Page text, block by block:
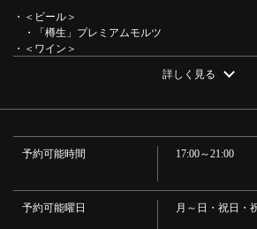
・＜ビール＞
・「樽生」プレミアムモルツ
・＜ワイン＞
・自家製レモンスカッシュ／自家製ジンジャー
・ジントニック／ハイボール／レモンサワー／翠
ールグレイ／レゲエパンチ／ファジーネーブル／
ハイ/スクリュードライバー
詳しく見る
予約可能時間 17:00～21:00
予約可能曜日 月～日・祝日・
東京都文京区本郷２－３９－１０
https://cariente.owst.jp/courses/12432087
お店情報をコピー
閉じる